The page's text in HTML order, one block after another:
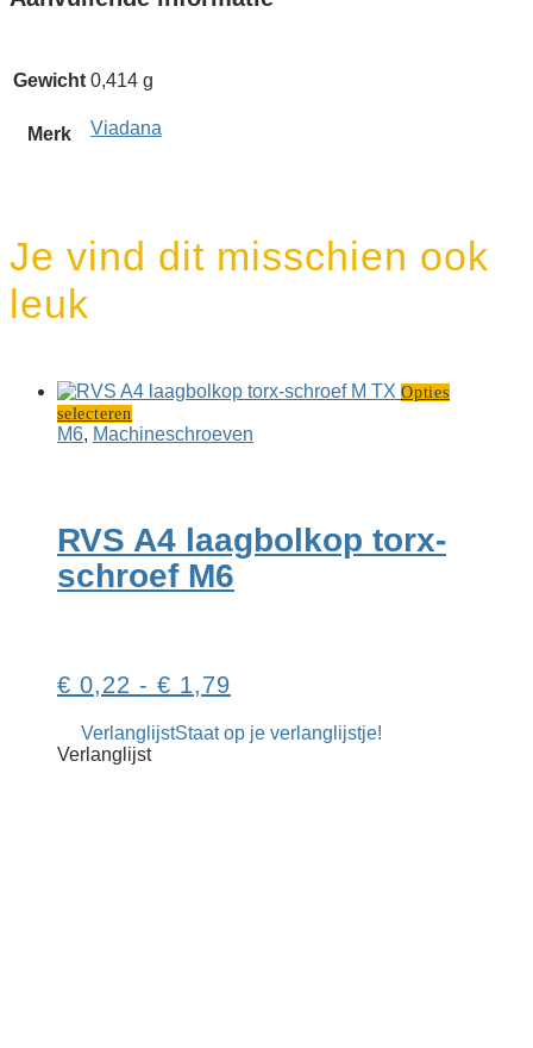
Gewicht 0,414 g
Merk Viadana
Je vind dit misschien ook
leuk
Opties
selecterenDit
product
optie
kan
gekozen
M6, Machine­schroeven
RVS A4 laagbolkop torx-
schroef M6
€ 0,22 - € 1,79
tot
VerlanglijstStaat op je verlanglijstje!
Verlanglijst